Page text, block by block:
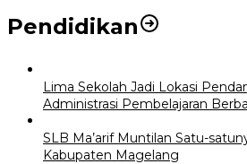
Pendidikan
Lima Sekolah Jadi Lokasi
Administrasi Pembelajaran
SLB Ma’arif Muntilan Satu-
Kabupaten Magelang